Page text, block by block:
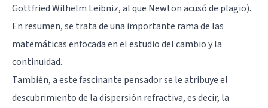
Gottfried Wilhelm Leibniz, al que Newton acusó de plagio).
En resumen, se trata de una importante rama de las
matemáticas enfocada en el estudio del cambio y la
continuidad.
También, a este fascinante pensador se le atribuye el
descubrimiento de la dispersión refractiva, es decir, la